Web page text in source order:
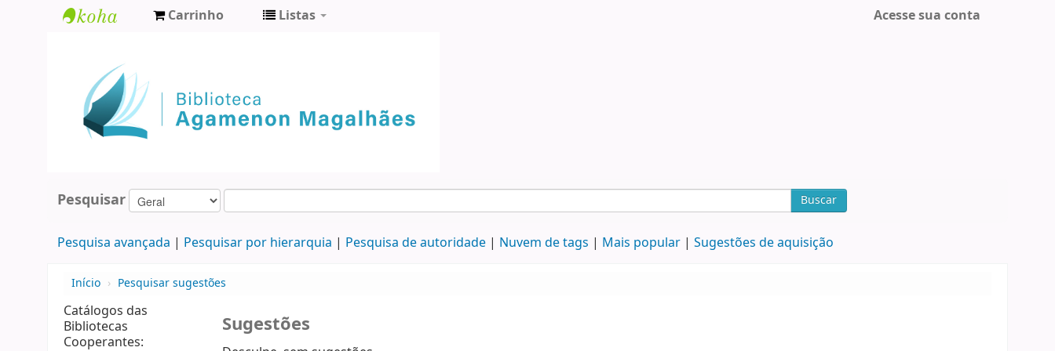
Agamenon
Magalhães
Carrinho Listas Acesse sua conta
Pesquisar Buscar
Pesquisa avançada Pesquisar por hierarquia Pesquisa de autoridade Nuvem de tags Mais popular Sugestões de aquisição
Início › Pesquisar sugestões
Catálogos das
Bibliotecas
Cooperantes:
Sugestões